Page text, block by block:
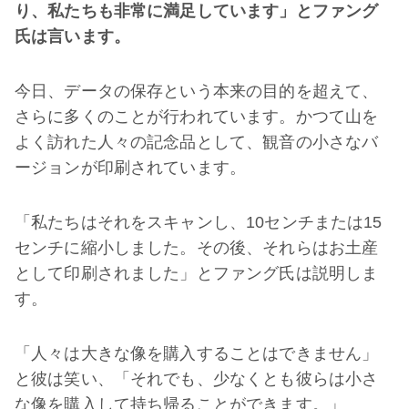
り、私たちも非常に満足しています」とファング
氏は言います。
今日、データの保存という本来の目的を超えて、
さらに多くのことが行われています。かつて山を
よく訪れた人々の記念品として、観音の小さなバ
ージョンが印刷されています。
「私たちはそれをスキャンし、10センチまたは15
センチに縮小しました。その後、それらはお土産
として印刷されました」とファング氏は説明しま
す。
「人々は大きな像を購入することはできません」
と彼は笑い、「それでも、少なくとも彼らは小さ
な像を購入して持ち帰ることができます。」